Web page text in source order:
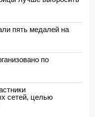
пять медалей на
по
сетей, целью